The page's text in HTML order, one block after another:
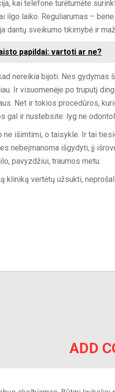
kai telefone turėtumėte
ilgo laiko. Reguliarumas –
dantų sveikumo tikimybė ir
papildai: vartoti ar ne?
nereikia bijoti. Nes
Ir visuomenėje po truputį
Net ir tokios procedūros,
gal ir nustebsite: lyg ne
ne išimtimi, o taisykle. Ir tai
nebeįmanoma išgydyti, jį
pavyzdžiui, traumos metu.
kliniką vertėtų užsukti,
ADD